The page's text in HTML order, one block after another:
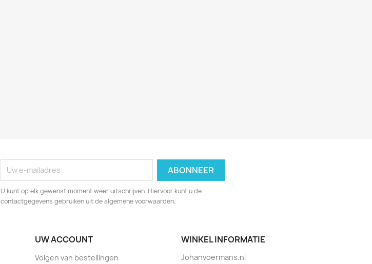
U kunt op elk gewenst moment weer uitschrijven. Hiervoor kunt u de
contactgegevens gebruiken uit de algemene voorwaarden.
UW ACCOUNT
Volgen van bestellingen
WINKEL INFORMATIE
Johanvoermans.nl